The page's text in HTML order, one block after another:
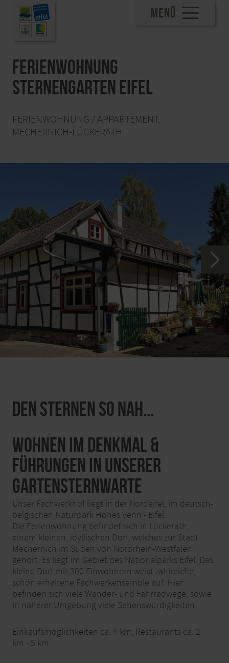
MENÜ
Ferienwohnung
Sternengarten Eifel
FERIENWOHNUNG / APPARTEMENT,
MECHERNICH-LÜCKERATH
Den Sternen so nah...
Wohnen im Denkmal &
Führungen in unserer
Gartensternwarte
Unser Fachwerkhof liegt in der Nordeifel, im deutsch-
belgischen Naturpark Hohes Venn - Eifel.
Die Ferienwohnung befindet sich in Lückerath,
einem kleinen, idyllischen Dorf, welches zur Stadt
Mechernich im Süden von Nordrhein-Westfalen
gehört. Es liegt im Gebiet des Nationalparks Eifel. Das
kleine Dorf mit 300 Einwohnern weist zahlreiche,
schön erhaltene Fachwerkensemble auf. Hier
befinden sich viele Wander- und Fahrradwege, sowie
in näherer Umgebung viele Sehenswürdigkeiten.
Einkaufsmöglichkeiten ca. 4 km, Restaurants ca. 2
km - 5 km